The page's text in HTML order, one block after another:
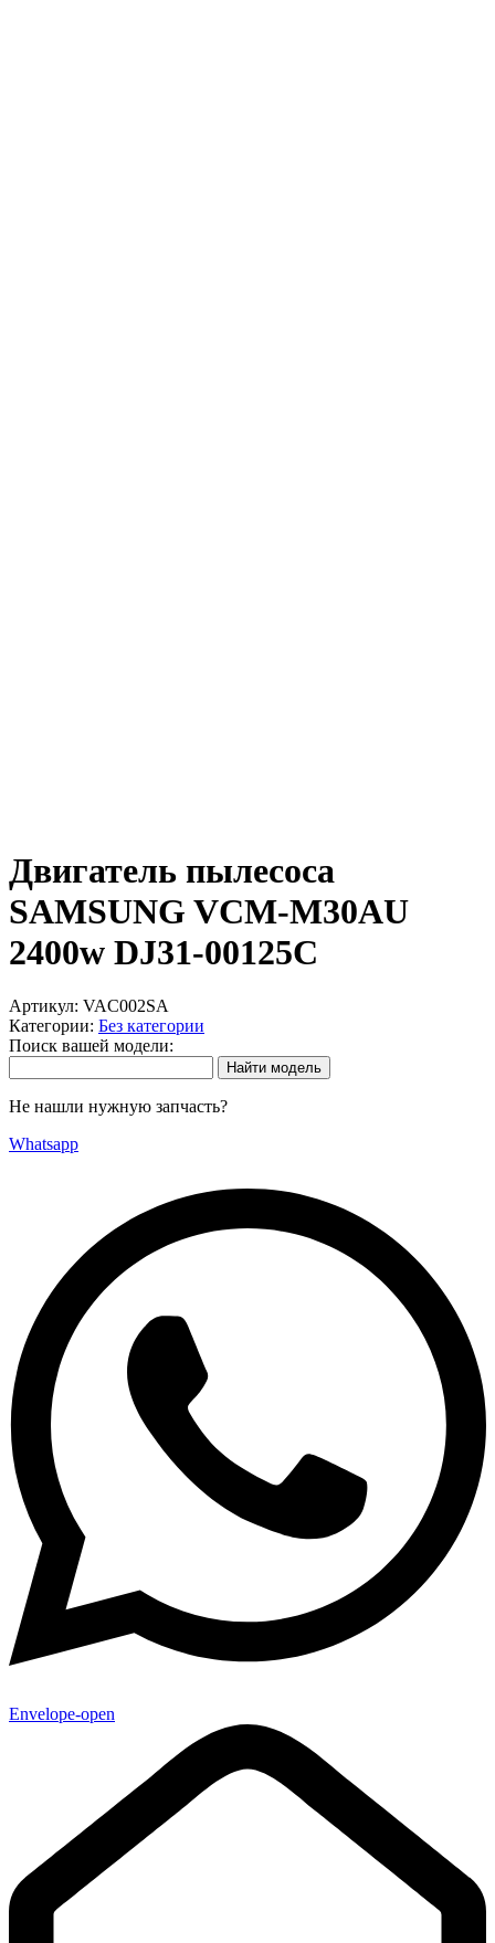
Двигатель пылесоса
SAMSUNG VCM-M30AU
2400w DJ31-00125C
Артикул: VAC002SA
Категории: Без категории
Поиск вашей модели:
Не нашли нужную запчасть?
Whatsapp
Envelope-open